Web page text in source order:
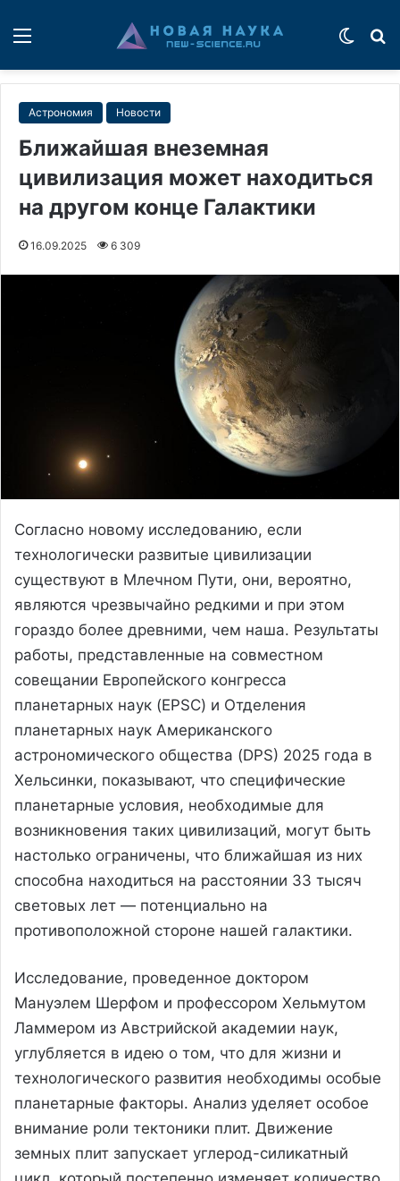
Астрономия Новости
Ближайшая внеземная
цивилизация может находиться
на другом конце Галактики
16.09.2025 6 309
Согласно новому исследованию, если
технологически развитые цивилизации
существуют в Млечном Пути, они, вероятно,
являются чрезвычайно редкими и при этом
гораздо более древними, чем наша. Результаты
работы, представленные на совместном
совещании Европейского конгресса
планетарных наук (EPSC) и Отделения
планетарных наук Американского
астрономического общества (DPS) 2025 года в
Хельсинки, показывают, что специфические
планетарные условия, необходимые для
возникновения таких цивилизаций, могут быть
настолько ограничены, что ближайшая из них
способна находиться на расстоянии 33 тысяч
световых лет — потенциально на
противоположной стороне нашей галактики.
Исследование, проведенное доктором
Мануэлем Шерфом и профессором Хельмутом
Ламмером из Австрийской академии наук,
углубляется в идею о том, что для жизни и
технологического развития необходимы особые
планетарные факторы. Анализ уделяет особое
внимание роли тектоники плит. Движение
земных плит запускает углерод-силикатный